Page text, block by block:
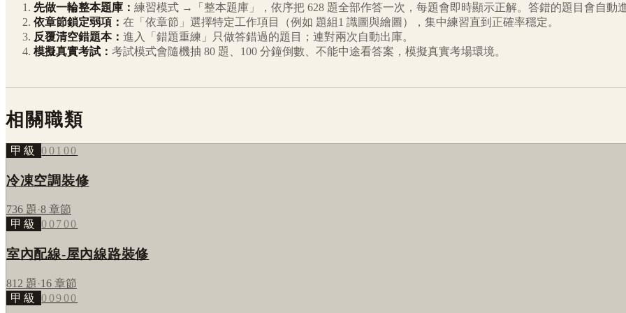
先做一輪整本題庫： 練習模式 →「整本題庫」，依序把 628 題全部作答一次，每題會即時顯示正解。答錯的題目會自動
依章節鎖定弱項： 在「依章節」選擇特定工作項目（例如 題組1 識圖與繪圖 ），集中練習直到正確率穩定。
反覆清空錯題本： 進入「錯題重練」只做答錯過的題目；連對兩次自動出庫。
模擬真實考試： 考試模式會隨機抽 80 題、100 分鐘倒數、不能中途看答案，模擬真實考場環境。
相關職類
甲級 00100
冷凍空調裝修
736 題 ·8 章節
甲級
00700
室內配線-屋內線路裝修
812 題 ·16 章節
甲級
00900